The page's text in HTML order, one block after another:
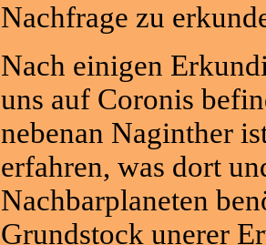
Nachfrage zu
Nach einigen
uns auf Coronis
nebenan Naginther
erfahren, was dort
Nachbarplaneten
Grundstock unerer